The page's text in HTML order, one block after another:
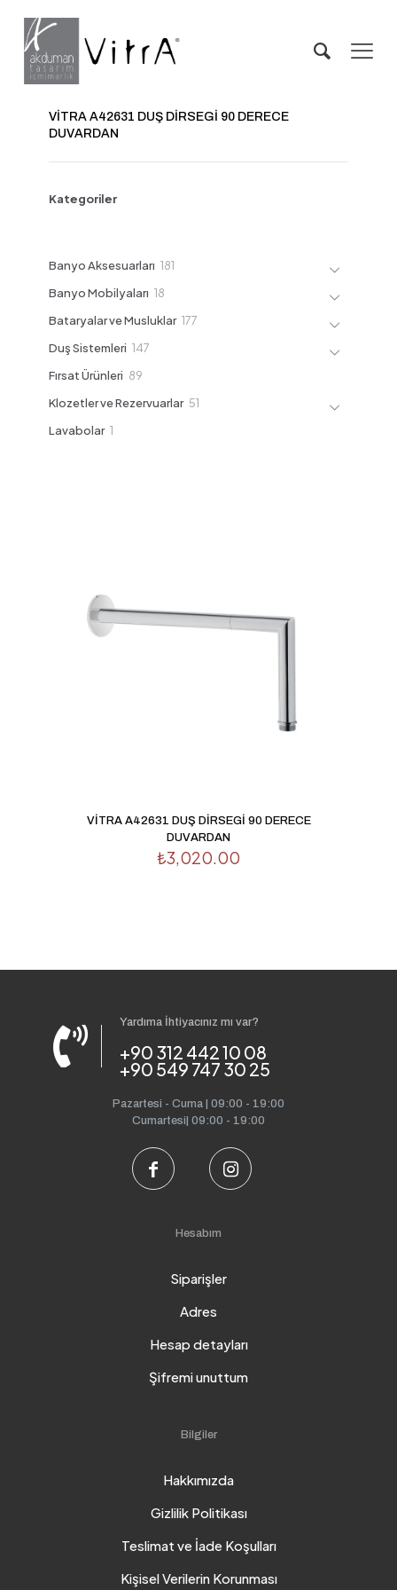
VİTRA A42631 DUŞ DİRSEGİ 90 DERECE
DUVARDAN
Kategoriler
Banyo Aksesuarları 181
Banyo Mobilyaları 18
Bataryalar ve Musluklar 177
Duş Sistemleri 147
Fırsat Ürünleri 89
Klozetler ve Rezervuarlar 51
Lavabolar 1
VİTRA A42631 DUŞ DİRSEGİ 90 DERECE
DUVARDAN
₺3,020.00
Yardıma İhtiyacınız mı var?
+90 312 442 10 08
+90 549 747 30 25
Pazartesi - Cuma | 09:00 - 19:00
Cumartesi| 09:00 - 19:00
Hesabım
Siparişler
Adres
Hesap detayları
Şifremi unuttum
Bilgiler
Hakkımızda
Gizlilik Politikası
Teslimat ve İade Koşulları
Kişisel Verilerin Korunması